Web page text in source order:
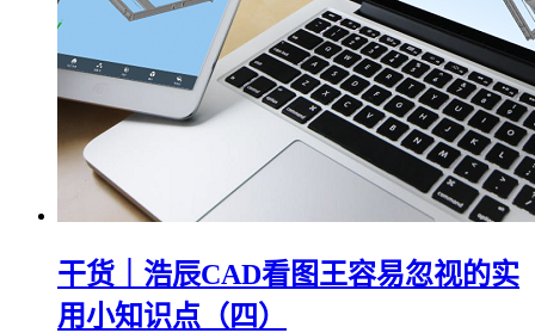
干货｜浩辰CAD看图王容易忽视的实
用小知识点（四）